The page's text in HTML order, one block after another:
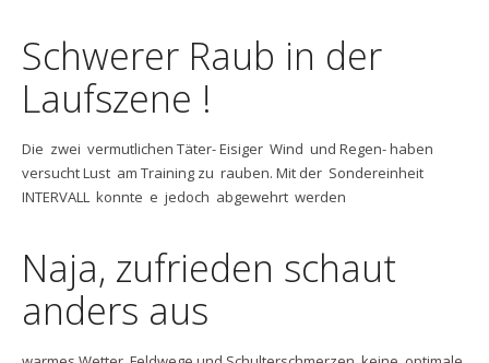
Schwerer Raub in der
Laufszene !
Die zwei vermutlichen Täter- Eisiger Wind und Regen- haben
versucht Lust am Training zu rauben. Mit der Sondereinheit
INTERVALL konnte e jedoch abgewehrt werden
Naja, zufrieden schaut
anders aus